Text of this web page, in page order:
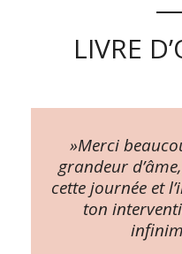
LIVRE
»Merci
grandeur
cette journée et
ton